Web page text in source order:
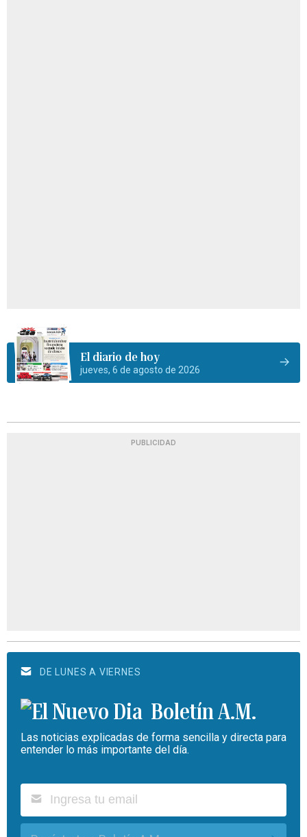
El diario de hoy
jueves, 6 de agosto de 2026
PUBLICIDAD
DE LUNES A VIERNES
Boletín A.M.
Las noticias explicadas de forma sencilla y directa para
entender lo más importante del día.